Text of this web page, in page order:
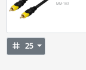
MM-103
tag 25